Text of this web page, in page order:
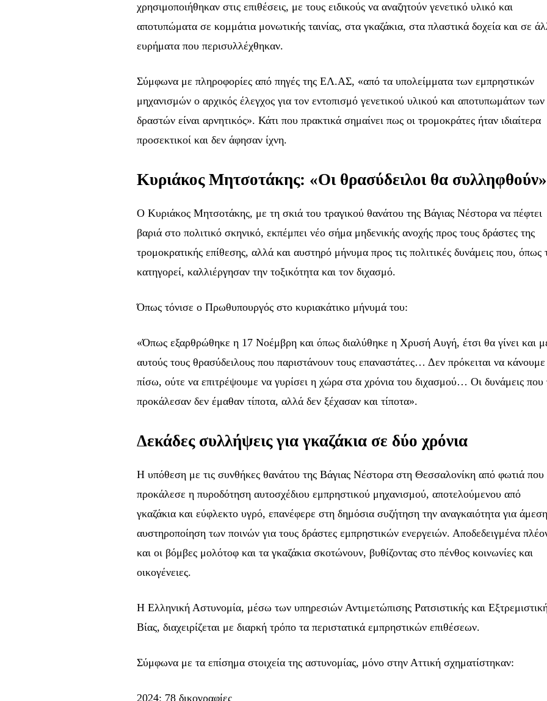
χρησιμοποιήθηκαν στις επιθέσεις, με τους ειδικούς να αναζητούν γενετικό υλικό και
αποτυπώματα σε κομμάτια μονωτικής ταινίας, στα γκαζάκια, στα πλαστικά δοχεία και σε
ευρήματα που περισυλλέχθηκαν.
Σύμφωνα με πληροφορίες από πηγές της ΕΛ.ΑΣ, «από τα υπολείμματα των εμπρηστικών
μηχανισμών ο αρχικός έλεγχος για τον εντοπισμό γενετικού υλικού και αποτυπωμάτων των
δραστών είναι αρνητικός». Κάτι που πρακτικά σημαίνει πως οι τρομοκράτες ήταν ιδιαίτερα
προσεκτικοί και δεν άφησαν ίχνη.
Κυριάκος Μητσοτάκης: «Οι θρασύδειλοι θα συλληφθούν»
Ο Κυριάκος Μητσοτάκης, με τη σκιά του τραγικού θανάτου της Βάγιας Νέστορα να πέφτει
βαριά στο πολιτικό σκηνικό, εκπέμπει νέο σήμα μηδενικής ανοχής προς τους δράστες της
τρομοκρατικής επίθεσης, αλλά και αυστηρό μήνυμα προς τις πολιτικές δυνάμεις που, όπως
κατηγορεί, καλλιέργησαν την τοξικότητα και τον διχασμό.
Όπως τόνισε ο Πρωθυπουργός στο κυριακάτικο μήνυμά του:
«Όπως εξαρθρώθηκε η 17 Νοέμβρη και όπως διαλύθηκε η Χρυσή Αυγή, έτσι θα γίνει και
αυτούς τους θρασύδειλους που παριστάνουν τους επαναστάτες… Δεν πρόκειται να κάνουμε
πίσω, ούτε να επιτρέψουμε να γυρίσει η χώρα στα χρόνια του διχασμού… Οι δυνάμεις που
προκάλεσαν δεν έμαθαν τίποτα, αλλά δεν ξέχασαν και τίποτα».
Δεκάδες συλλήψεις για γκαζάκια σε δύο χρόνια
Η υπόθεση με τις συνθήκες θανάτου της Βάγιας Νέστορα στη Θεσσαλονίκη από φωτιά που
προκάλεσε η πυροδότηση αυτοσχέδιου εμπρηστικού μηχανισμού, αποτελούμενου από
γκαζάκια και εύφλεκτο υγρό, επανέφερε στη δημόσια συζήτηση την αναγκαιότητα για άμεση
αυστηροποίηση των ποινών για τους δράστες εμπρηστικών ενεργειών. Αποδεδειγμένα
και οι βόμβες μολότοφ και τα γκαζάκια σκοτώνουν, βυθίζοντας στο πένθος κοινωνίες και
οικογένειες.
Η Ελληνική Αστυνομία, μέσω των υπηρεσιών Αντιμετώπισης Ρατσιστικής και
Βίας, διαχειρίζεται με διαρκή τρόπο τα περιστατικά εμπρηστικών επιθέσεων.
Σύμφωνα με τα επίσημα στοιχεία της αστυνομίας, μόνο στην Αττική σχηματίστηκαν:
2024: 78 δικογραφίες